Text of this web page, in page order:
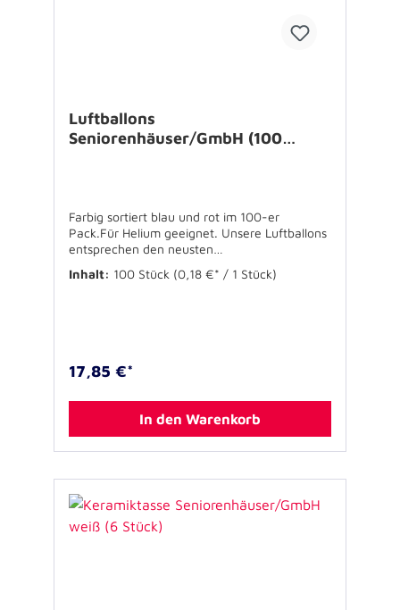
Luftballons
Seniorenhäuser/GmbH (100
Farbig sortiert blau und rot im 100-er
Pack.Für Helium geeignet. Unsere Luftballons
entsprechen den neusten
aus Naturlatex hergestellt.
Inhalt: 100 Stück (0,18 €* / 1 Stück)
17,85 €*
In den Warenkorb